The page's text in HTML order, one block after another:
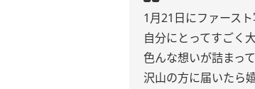
1月21日にファース
自分にとってすごく
色んな想いが詰まっ
沢山の方に届いたら